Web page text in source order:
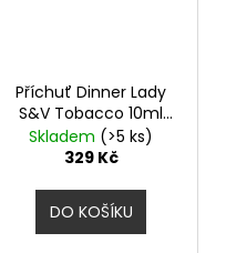
Příchuť Dinner Lady
S&V Tobacco 10ml
Rich Tobacco
Skladem (>5 ks)
329 Kč
DO KOŠÍKU